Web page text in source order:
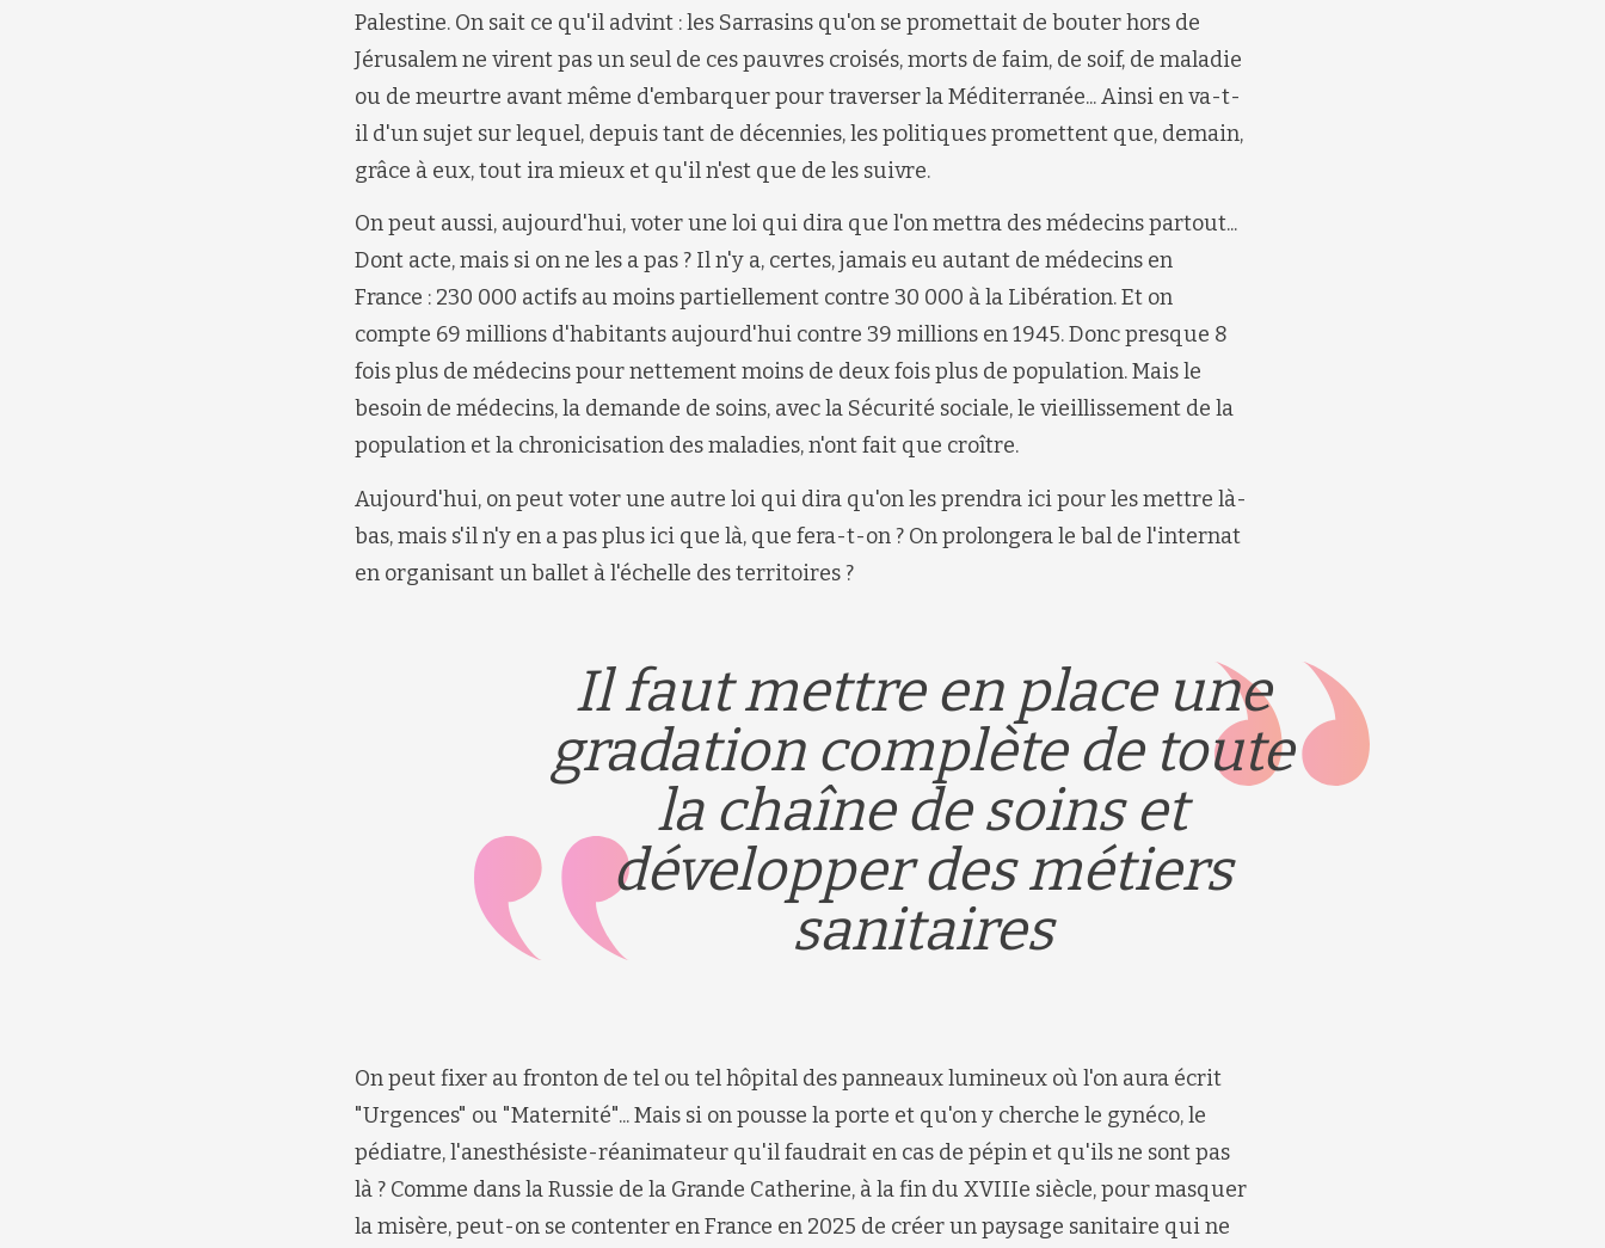
Palestine. On sait ce qu'il advint : les Sarrasins qu'on se promettait de bouter hors de
Jérusalem ne virent pas un seul de ces pauvres croisés, morts de faim, de soif, de maladie
ou de meurtre avant même d'embarquer pour traverser la Méditerranée... Ainsi en va-t-
il d'un sujet sur lequel, depuis tant de décennies, les politiques promettent que, demain,
grâce à eux, tout ira mieux et qu'il n'est que de les suivre.
On peut aussi, aujourd'hui, voter une loi qui dira que l'on mettra des médecins partout...
Dont acte, mais si on ne les a pas ? Il n'y a, certes, jamais eu autant de médecins en
France : 230 000 actifs au moins partiellement contre 30 000 à la Libération. Et on
compte 69 millions d'habitants aujourd'hui contre 39 millions en 1945. Donc presque 8
fois plus de médecins pour nettement moins de deux fois plus de population. Mais le
besoin de médecins, la demande de soins, avec la Sécurité sociale, le vieillissement de la
population et la chronicisation des maladies, n'ont fait que croître.
Aujourd'hui, on peut voter une autre loi qui dira qu'on les prendra ici pour les mettre là-
bas, mais s'il n'y en a pas plus ici que là, que fera-t-on ? On prolongera le bal de l'internat
en organisant un ballet à l'échelle des territoires ?
Il faut mettre en place une
gradation complète de toute
la chaîne de soins et
développer des métiers
sanitaires
On peut fixer au fronton de tel ou tel hôpital des panneaux lumineux où l'on aura écrit
"Urgences" ou "Maternité"... Mais si on pousse la porte et qu'on y cherche le gynéco, le
pédiatre, l'anesthésiste-réanimateur qu'il faudrait en cas de pépin et qu'ils ne sont pas
là ? Comme dans la Russie de la Grande Catherine, à la fin du XVIIIe siècle, pour masquer
la misère, peut-on se contenter en France en 2025 de créer un paysage sanitaire qui ne